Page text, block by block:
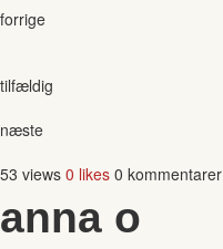
forrige
tilfældig
næste
53 views 0 likes 0 kommentarer
anna o